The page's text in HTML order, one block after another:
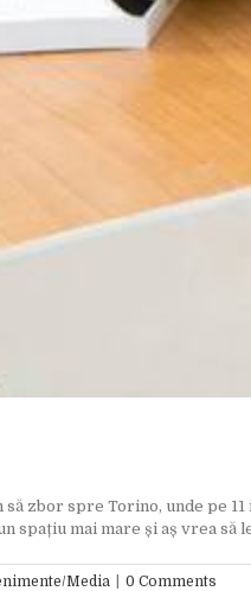
zbor spre Torino, unde pe
spațiu mai mare și aș vrea să
Media 0 Comments